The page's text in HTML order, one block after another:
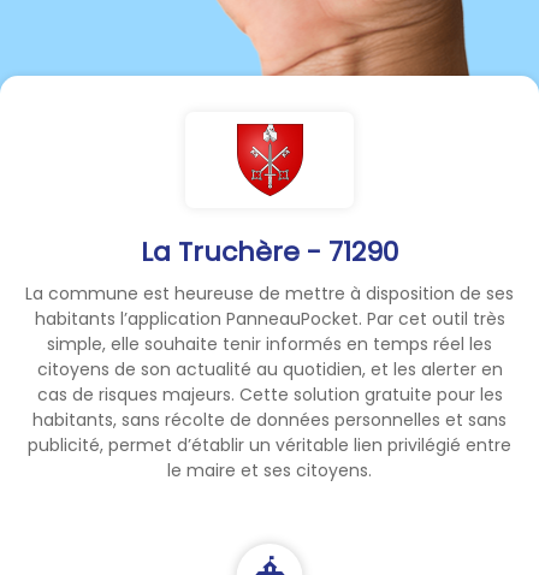
La Truchère - 71290
La commune est heureuse de mettre à disposition de ses
habitants l’application PanneauPocket. Par cet outil très
simple, elle souhaite tenir informés en temps réel les
citoyens de son actualité au quotidien, et les alerter en
cas de risques majeurs. Cette solution gratuite pour les
habitants, sans récolte de données personnelles et sans
publicité, permet d’établir un véritable lien privilégié entre
le maire et ses citoyens.
situation, les premières
pénuries sont envisagées d’ici
quelques jours et pourraient
Afin d'éviter cette extrémité,
à la responsabilité. Chaque
• Limiter la durée des douches
à 4 ou 5 minutes
• Ne pas remplir les piscines
• Ne pas laver son véhicule
L'eau potable est une
chacun, même modestes,